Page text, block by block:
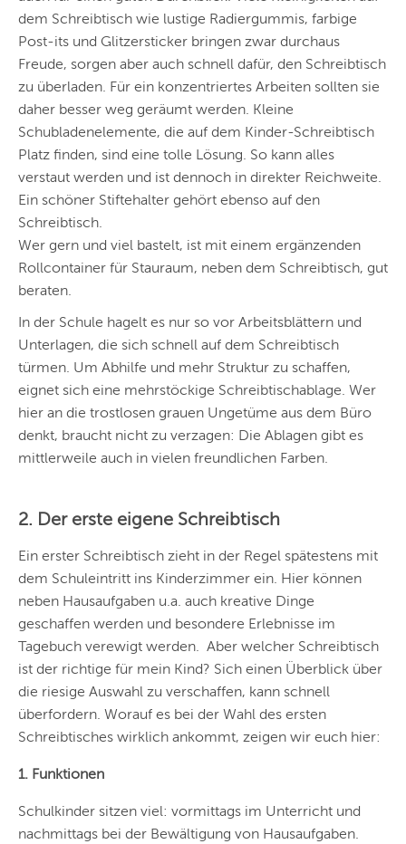
dem Schreibtisch wie lustige Radiergummis, farbige
Post-its und Glitzersticker bringen zwar durchaus
Freude, sorgen aber auch schnell dafür, den Schreibtisch
zu überladen. Für ein konzentriertes Arbeiten sollten sie
daher besser weg geräumt werden. Kleine
Schubladenelemente, die auf dem Kinder-Schreibtisch
Platz finden, sind eine tolle Lösung. So kann alles
verstaut werden und ist dennoch in direkter Reichweite.
Ein schöner Stiftehalter gehört ebenso auf den
Schreibtisch.
Wer gern und viel bastelt, ist mit einem ergänzenden
Rollcontainer für Stauraum, neben dem Schreibtisch, gut
beraten.
In der Schule hagelt es nur so vor Arbeitsblättern und
Unterlagen, die sich schnell auf dem Schreibtisch
türmen. Um Abhilfe und mehr Struktur zu schaffen,
eignet sich eine mehrstöckige Schreibtischablage. Wer
hier an die trostlosen grauen Ungetüme aus dem Büro
denkt, braucht nicht zu verzagen: Die Ablagen gibt es
mittlerweile auch in vielen freundlichen Farben.
2. Der erste eigene Schreibtisch
Ein erster Schreibtisch zieht in der Regel spätestens mit
dem Schuleintritt ins Kinderzimmer ein. Hier können
neben Hausaufgaben u.a. auch kreative Dinge
geschaffen werden und besondere Erlebnisse im
Tagebuch verewigt werden. Aber welcher Schreibtisch
ist der richtige für mein Kind? Sich einen Überblick über
die riesige Auswahl zu verschaffen, kann schnell
überfordern. Worauf es bei der Wahl des ersten
Schreibtisches wirklich ankommt, zeigen wir euch hier:
1. Funktionen
Schulkinder sitzen viel: vormittags im Unterricht und
nachmittags bei der Bewältigung von Hausaufgaben.